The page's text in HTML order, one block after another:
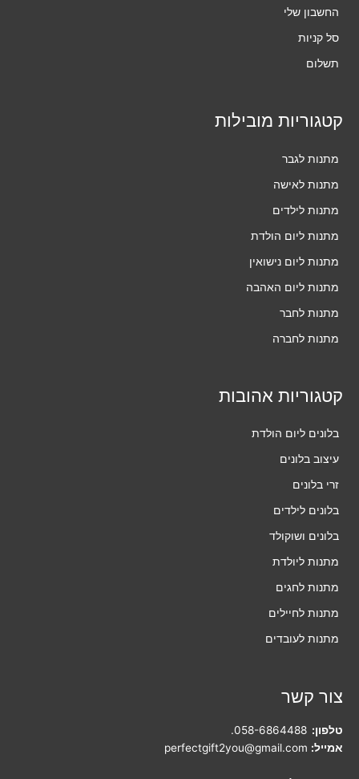
החשבון שלי
סל קניות
תשלום
קטגוריות מובילות
מתנות לגבר
מתנות לאישה
מתנות לילדים
מתנות ליום הולדת
מתנות ליום נישואין
מתנות ליום האהבה
מתנות לחבר
מתנות לחברה
קטגוריות אהובות
בלונים ליום הולדת
עיצוב בלונים
זרי בלונים
בלונים לילדים
בלונים ושוקולד
מתנות ליולדת
מתנות לחגים
מתנות לחיילים
מתנות לעובדים
צור קשר
טלפון: 058-6864488
.
אמייל: